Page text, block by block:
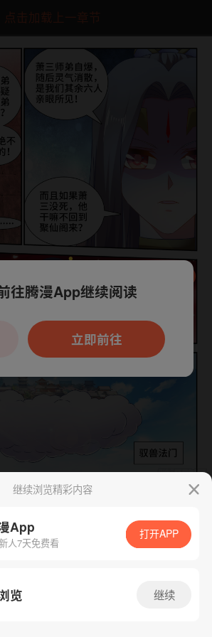
点击加载上一章节
App免费看
腾漫App免费看
继续浏览精彩内容
App
人7天免费看
打开APP
览 继续
支持App阅读，可打开App新用
户7天免费看
往腾漫App继续阅读
立即前往